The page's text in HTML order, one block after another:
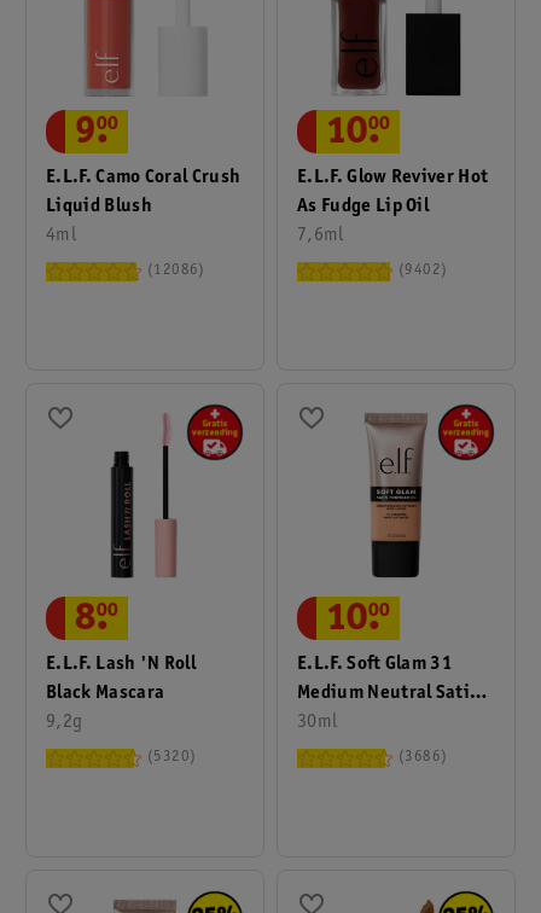
E.l.f. Camo Coral Crush
Liquid Blush
4ml
9.
00
12086
E.l.f. Glow Reviver Hot
As Fudge Lip Oil
7,6ml
10.
00
9402
E.l.f. Lash 'n Roll
Black Mascara
9,2g
8.
00
5320
E.l.f. Soft Glam 31
Medium Neutral Satin
Foundation
30ml
10.
00
3686